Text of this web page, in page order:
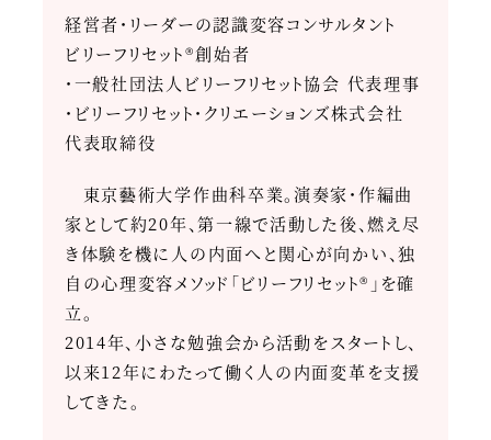
経営者・リーダーの認識変容コンサルタント
ビリーフリセット®創始者
・一般社団法人ビリーフリセット協会 代表理事
・ビリーフリセット・クリエーションズ株式会社
代表取締役
東京藝術大学作曲科卒業。演奏家・作編曲
家として約20年、第一線で活動した後、燃え尽
き体験を機に人の内面へと関心が向かい、独
自の心理変容メソッド「ビリーフリセット®」を確
立。
2014年、小さな勉強会から活動をスタートし、
以来12年にわたって働く人の内面変革を支援
してきた。